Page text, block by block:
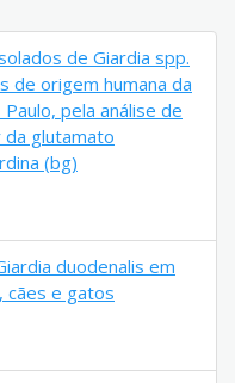
de Giardia spp.
de origem humana da
pela análise de
glutamato
(bg)
duodenalis em
cães e gatos